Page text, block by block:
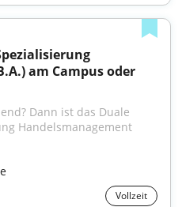
am Campus oder
Dann ist das Duale
Handelsmanagement
Vollzeit